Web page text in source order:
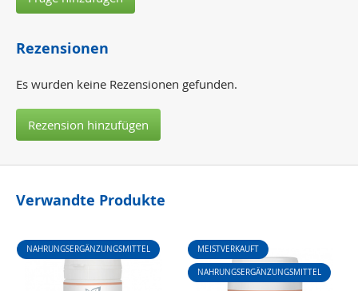
Rezensionen
Es wurden keine Rezensionen gefunden.
Rezension hinzufügen
Verwandte Produkte
NAHRUNGSERGÄNZUNGSMITTEL MEISTVERKAUFT
NAHRUNGSERGÄNZUNGSMITTEL